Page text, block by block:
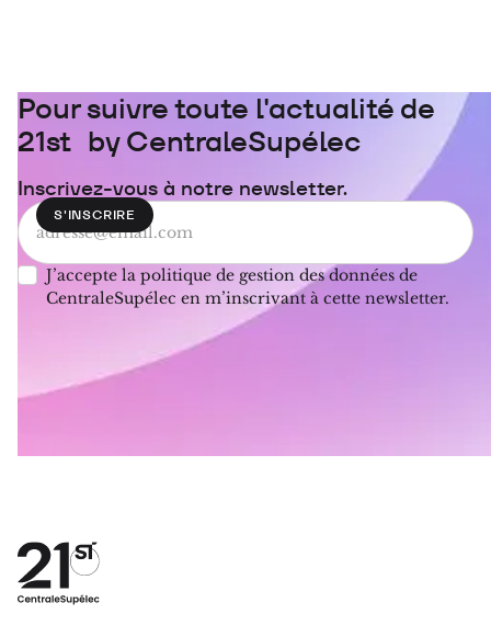
Pour suivre toute l'actualité de
21st by CentraleSupélec
Inscrivez-vous à notre newsletter.
J’accepte la politique de gestion des données de
CentraleSupélec en m’inscrivant à cette newsletter.